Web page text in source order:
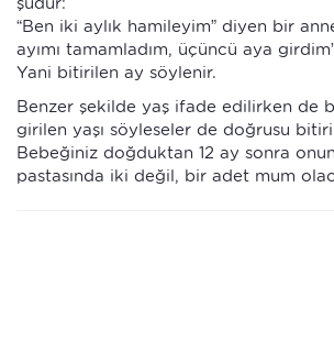
“Ben iki aylık hamileyim” diyen bir
ayımı tamamladım, üçüncü aya
Yani bitirilen ay söylenir.
Benzer şekilde yaş ifade edilirken de
girilen yaşı söyleseler de doğrusu
Bebeğiniz doğduktan 12 ay sonra
pastasında iki değil, bir adet mum